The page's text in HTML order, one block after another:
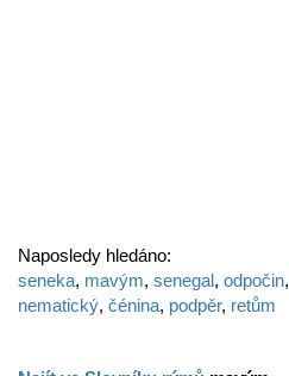
Naposledy hledáno:
seneka, mavým, senegal, odpočin,
nematický, čénina, podpěr, retům